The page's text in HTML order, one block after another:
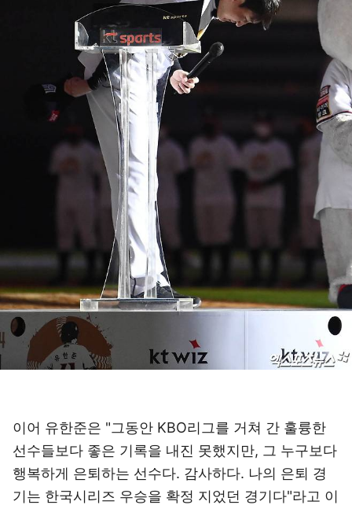
이어 유한준은 "그동안 KBO리그를 거쳐 간 훌륭한
선수들보다 좋은 기록을 내진 못했지만, 그 누구보다
행복하게 은퇴하는 선수다. 감사하다. 나의 은퇴 경
기는 한국시리즈 우승을 확정 지었던 경기다"라고 이